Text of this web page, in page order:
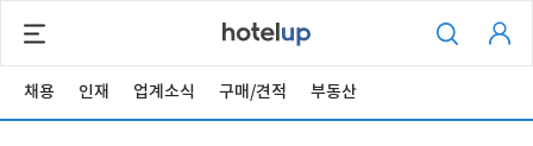
채용 인재 업계소식 구매/견적 부동산